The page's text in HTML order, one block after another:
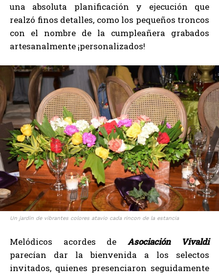
una absoluta planificación y ejecución que
realzó finos detalles, como los pequeños troncos
con el nombre de la cumpleañera grabados
artesanalmente ¡personalizados!
Un jardin de vibrantes colores atavio cada rincon de la estancia
Melódicos acordes de Asociación Vivaldi
parecían dar la bienvenida a los selectos
invitados, quienes presenciaron seguidamente